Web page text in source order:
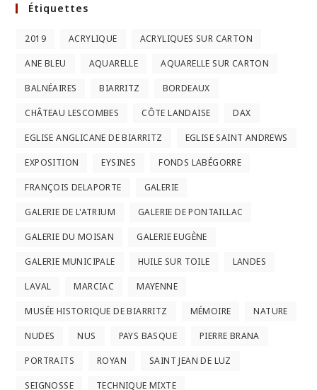
Étiquettes
2019 ACRYLIQUE ACRYLIQUES SUR CARTON
ANE BLEU AQUARELLE AQUARELLE SUR CARTON
BALNÉAIRES BIARRITZ BORDEAUX
CHÂTEAU LESCOMBES CÔTE LANDAISE DAX
EGLISE ANGLICANE DE BIARRITZ EGLISE SAINT ANDREWS
EXPOSITION EYSINES FONDS LABÉGORRE
FRANÇOIS DELAPORTE GALERIE
GALERIE DE L'ATRIUM GALERIE DE PONTAILLAC
GALERIE DU MOISAN GALERIE EUGÈNE
GALERIE MUNICIPALE HUILE SUR TOILE LANDES
LAVAL MARCIAC MAYENNE
MUSÉE HISTORIQUE DE BIARRITZ MÉMOIRE NATURE
NUDES NUS PAYS BASQUE PIERRE BRANA
PORTRAITS ROYAN SAINT JEAN DE LUZ
SEIGNOSSE TECHNIQUE MIXTE